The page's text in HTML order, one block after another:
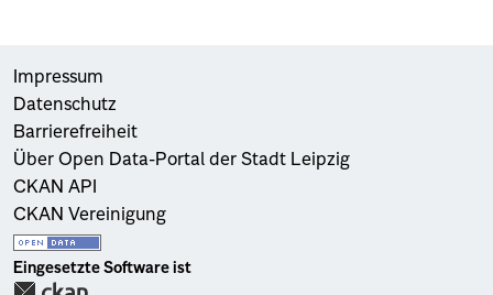
Impressum
Datenschutz
Barrierefreiheit
Über Open Data-Portal der Stadt Leipzig
CKAN API
CKAN Vereinigung
Eingesetzte Software ist